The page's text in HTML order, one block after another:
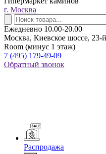
г. Москва
Ежедневно 10.00-20.00
Москва, Киевское шоссе,
Room (минус 1 этаж)
7 (495) 179-49-09
Обратный звонок
Распродажа